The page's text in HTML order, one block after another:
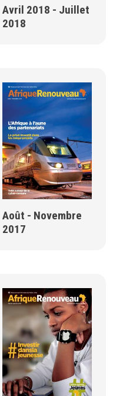
Avril 2018 - Juillet
2018
Août - Novembre
2017